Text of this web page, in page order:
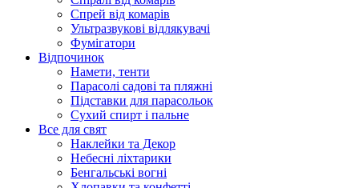
Спрей від комарів
Ультразвукові відлякувачі
Фумігатори
Відпочинок
Намети, тенти
Парасолі садові та пляжні
Підставки для парасольок
Сухий спирт і пальне
Все для свят
Наклейки та Декор
Небесні ліхтарики
Бенгальські вогні